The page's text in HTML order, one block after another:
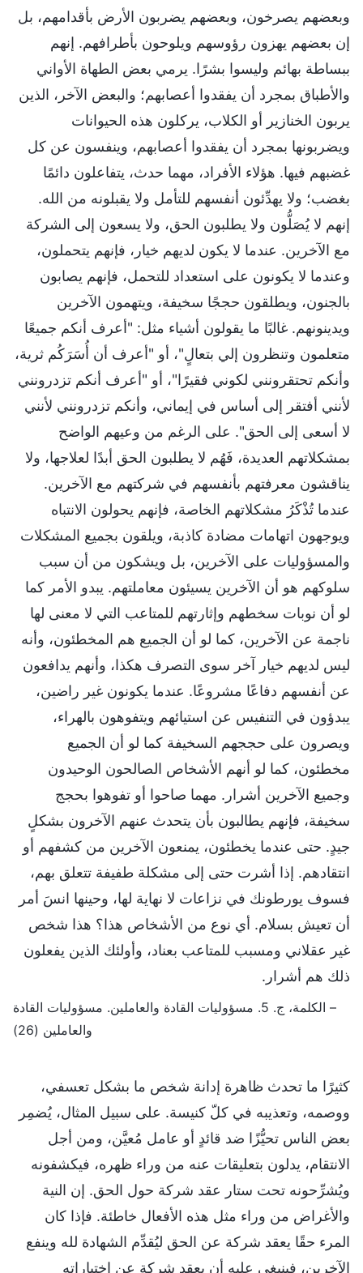
وبعضهم يصرخون، وبعضهم يضربون الأرض بأقدامهم، بل
إن بعضهم يهزون رؤوسهم ويلوحون بأطرافهم. إنهم
ببساطة بهائم وليسوا بشرًا. يرمي بعض الطهاة الأواني
والأطباق بمجرد أن يفقدوا أعصابهم؛ والبعض الآخر، الذين
يربون الخنازير أو الكلاب، يركلون هذه الحيوانات
ويضربونها بمجرد أن يفقدوا أعصابهم، وينفسون عن كل
غضبهم فيها. هؤلاء الأفراد، مهما حدث، يتفاعلون دائمًا
بغضب؛ ولا يهدِّئون أنفسهم للتأمل ولا يقبلونه من الله.
إنهم لا يُصَلُّون ولا يطلبون الحق، ولا يسعون إلى الشركة
مع الآخرين. عندما لا يكون لديهم خيار، فإنهم يتحملون،
وعندما لا يكونون على استعداد للتحمل، فإنهم يصابون
بالجنون، ويطلقون حججًا سخيفة، ويتهمون الآخرين
ويدينونهم. غالبًا ما يقولون أشياء مثل: "أعرف أنكم جميعًا
متعلمون وتنظرون إلي بتعالٍ"، أو "أعرف أن أُسَرَكُم ثرية،
وأنكم تحتقرونني لكوني فقيرًا"، أو "أعرف أنكم تزدرونني
لأنني أفتقر إلى أساس في إيماني، وأنكم تزدرونني لأنني
لا أسعى إلى الحق". على الرغم من وعيهم الواضح
بمشكلاتهم العديدة، فَهُم لا يطلبون الحق أبدًا لعلاجها، ولا
يناقشون معرفتهم بأنفسهم في شركتهم مع الآخرين.
عندما تُذْكَرُ مشكلاتهم الخاصة، فإنهم يحولون الانتباه
ويوجهون اتهامات مضادة كاذبة، ويلقون بجميع المشكلات
والمسؤوليات على الآخرين، بل ويشكون من أن سبب
سلوكهم هو أن الآخرين يسيئون معاملتهم. يبدو الأمر كما
لو أن نوبات سخطهم وإثارتهم للمتاعب التي لا معنى لها
ناجمة عن الآخرين، كما لو أن الجميع هم المخطئون، وأنه
ليس لديهم خيار آخر سوى التصرف هكذا، وأنهم يدافعون
عن أنفسهم دفاعًا مشروعًا. عندما يكونون غير راضين،
يبدؤون في التنفيس عن استيائهم ويتفوهون بالهراء،
ويصرون على حججهم السخيفة كما لو أن الجميع
مخطئون، كما لو أنهم الأشخاص الصالحون الوحيدون
وجميع الآخرين أشرار. مهما صاحوا أو تفوهوا بحجج
سخيفة، فإنهم يطالبون بأن يتحدث عنهم الآخرون بشكلٍ
جيدٍ. حتى عندما يخطئون، يمنعون الآخرين من كشفهم أو
انتقادهم. إذا أشرت حتى إلى مشكلة طفيفة تتعلق بهم،
فسوف يورطونك في نزاعات لا نهاية لها، وحينها انسَ أمر
أن تعيش بسلام. أي نوع من الأشخاص هذا؟ هذا شخص
غير عقلاني ومسبب للمتاعب بعناد، وأولئك الذين يفعلون
ذلك هم أشرار.
– الكلمة، ج. 5. مسؤوليات القادة والعاملين. مسؤوليات القادة
والعاملين (26)
كثيرًا ما تحدث ظاهرة إدانة شخص ما بشكل تعسفي،
ووصمه، وتعذيبه في كلّ كنيسة. على سبيل المثال، يُضمِر
بعض الناس تحيُّزًا ضد قائدٍ أو عامل مُعيَّن، ومن أجل
الانتقام، يدلون بتعليقات عنه من وراء ظهره، فيكشفونه
ويُشرِّحونه تحت ستار عقد شركة حول الحق. إن النية
والأغراض من وراء مثل هذه الأفعال خاطئة. فإذا كان
المرء حقًا يعقد شركة عن الحق ليُقدِّم الشهادة لله وينفع
الآخرين، فينبغي عليه أن يعقد شركة عن اختباراته